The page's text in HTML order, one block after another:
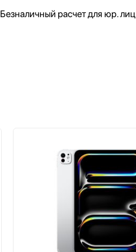
Безналичный расчет для юр. лиц